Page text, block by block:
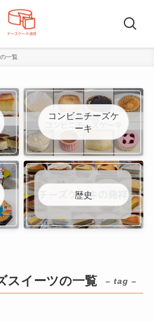
一覧
コンビニチーズケ
ーキ
歴史
スイーツの一覧 – tag –